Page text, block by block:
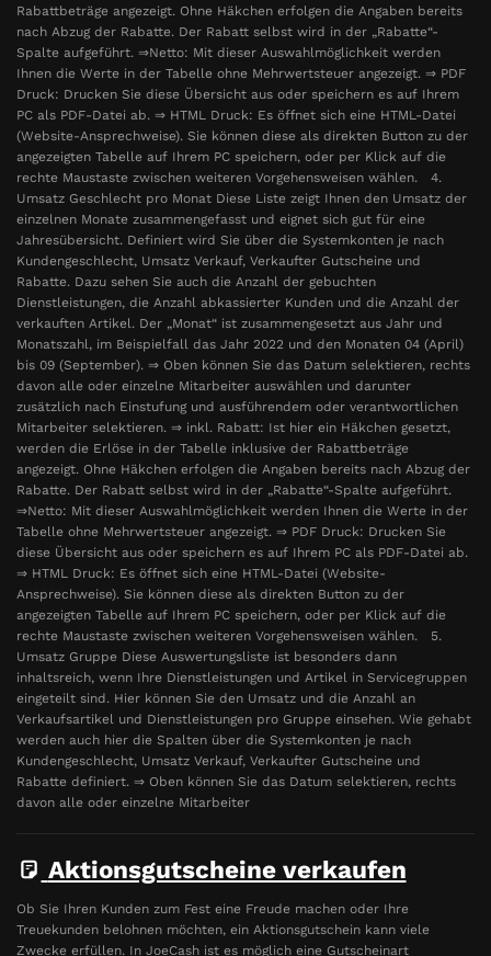
Rabattbeträge angezeigt. Ohne Häkchen erfolgen die Angaben bereits
nach Abzug der Rabatte. Der Rabatt selbst wird in der „Rabatte“-
Spalte aufgeführt. ⇒Netto: Mit dieser Auswahlmöglichkeit werden
Ihnen die Werte in der Tabelle ohne Mehrwertsteuer angezeigt. ⇒ PDF
Druck: Drucken Sie diese Übersicht aus oder speichern es auf Ihrem
PC als PDF-Datei ab. ⇒ HTML Druck: Es öffnet sich eine HTML-Datei
(Website-Ansprechweise). Sie können diese als direkten Button zu der
angezeigten Tabelle auf Ihrem PC speichern, oder per Klick auf die
rechte Maustaste zwischen weiteren Vorgehensweisen wählen. 4.
Umsatz Geschlecht pro Monat Diese Liste zeigt Ihnen den Umsatz der
einzelnen Monate zusammengefasst und eignet sich gut für eine
Jahresübersicht. Definiert wird Sie über die Systemkonten je nach
Kundengeschlecht, Umsatz Verkauf, Verkaufter Gutscheine und
Rabatte. Dazu sehen Sie auch die Anzahl der gebuchten
Dienstleistungen, die Anzahl abkassierter Kunden und die Anzahl der
verkauften Artikel. Der „Monat“ ist zusammengesetzt aus Jahr und
Monatszahl, im Beispielfall das Jahr 2022 und den Monaten 04 (April)
bis 09 (September). ⇒ Oben können Sie das Datum selektieren, rechts
davon alle oder einzelne Mitarbeiter auswählen und darunter
zusätzlich nach Einstufung und ausführendem oder verantwortlichen
Mitarbeiter selektieren. ⇒ inkl. Rabatt: Ist hier ein Häkchen gesetzt,
werden die Erlöse in der Tabelle inklusive der Rabattbeträge
angezeigt. Ohne Häkchen erfolgen die Angaben bereits nach Abzug der
Rabatte. Der Rabatt selbst wird in der „Rabatte“-Spalte aufgeführt.
⇒Netto: Mit dieser Auswahlmöglichkeit werden Ihnen die Werte in der
Tabelle ohne Mehrwertsteuer angezeigt. ⇒ PDF Druck: Drucken Sie
diese Übersicht aus oder speichern es auf Ihrem PC als PDF-Datei ab.
⇒ HTML Druck: Es öffnet sich eine HTML-Datei (Website-
Ansprechweise). Sie können diese als direkten Button zu der
angezeigten Tabelle auf Ihrem PC speichern, oder per Klick auf die
rechte Maustaste zwischen weiteren Vorgehensweisen wählen. 5.
Umsatz Gruppe Diese Auswertungsliste ist besonders dann
inhaltsreich, wenn Ihre Dienstleistungen und Artikel in Servicegruppen
eingeteilt sind. Hier können Sie den Umsatz und die Anzahl an
Verkaufsartikel und Dienstleistungen pro Gruppe einsehen. Wie gehabt
werden auch hier die Spalten über die Systemkonten je nach
Kundengeschlecht, Umsatz Verkauf, Verkaufter Gutscheine und
Rabatte definiert. ⇒ Oben können Sie das Datum selektieren, rechts
davon alle oder einzelne Mitarbeiter
Aktionsgutscheine verkaufen
Ob Sie Ihren Kunden zum Fest eine Freude machen oder Ihre
Treuekunden belohnen möchten, ein Aktionsgutschein kann viele
Zwecke erfüllen. In JoeCash ist es möglich eine Gutscheinart